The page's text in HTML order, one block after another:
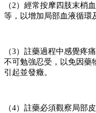
（2）經常按摩四肢末梢
等，以增加局部血液循環
（3）註藥過程中感覺疼
不可勉強忍受，以免因藥
引起並發癥。
（4）註藥必須觀察局部